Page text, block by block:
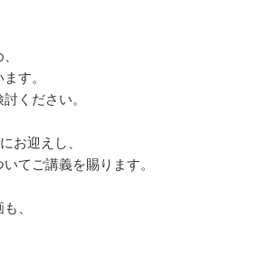
す。
ください。
お迎えし、
てご講義を賜ります。
、